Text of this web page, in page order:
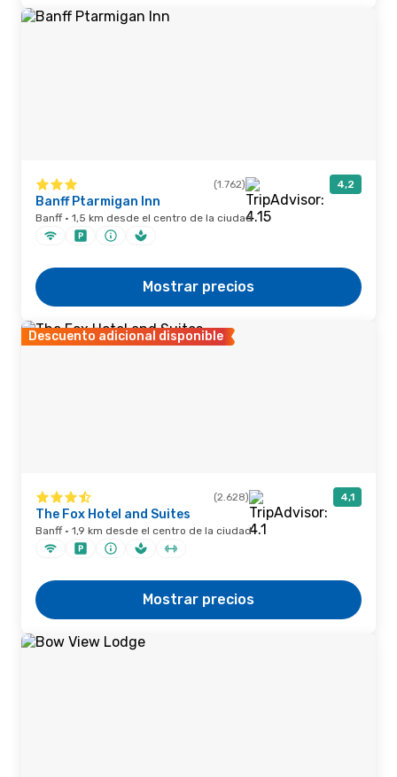
(1.762) 4,2
Banff Ptarmigan Inn
Banff · 1,5 km desde el centro de la ciudad
Mostrar precios
Descuento adicional disponible
(2.628) 4,1
The Fox Hotel and Suites
Banff · 1,9 km desde el centro de la ciudad
Mostrar precios